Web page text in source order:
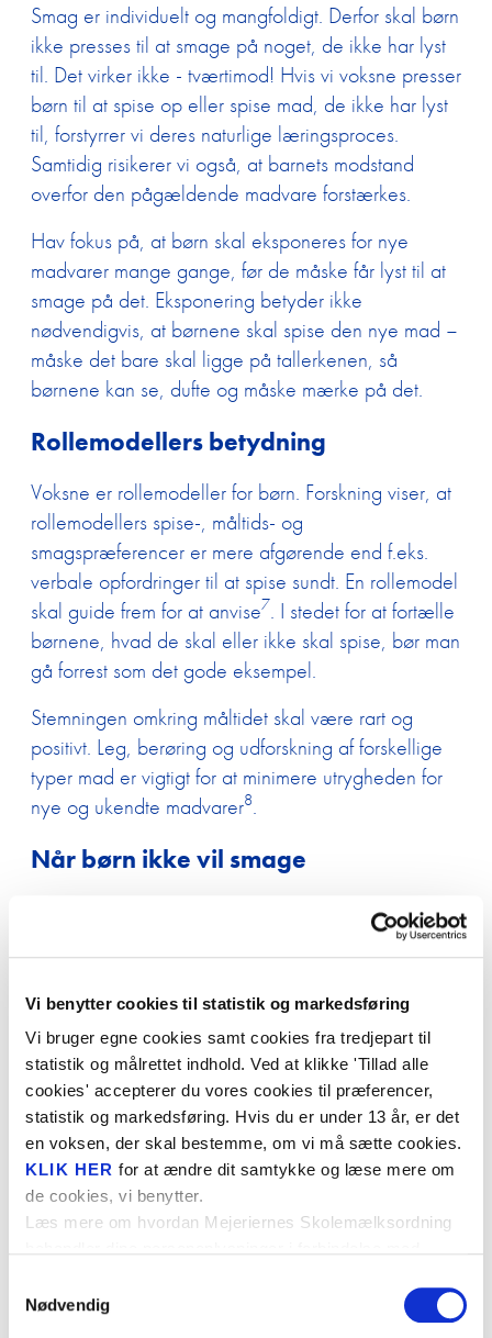
Vi benytter cookies til statistik og markedsføring
Vi bruger egne cookies samt cookies fra tredjepart til
statistik og målrettet indhold. Ved at klikke 'Tillad alle
cookies' accepterer du vores cookies til præferencer,
statistik og markedsføring. Hvis du er under 13 år, er det
en voksen, der skal bestemme, om vi må sætte cookies.
KLIK HER for at ændre dit samtykke og læse mere om
de cookies, vi benytter.
Læs mere om hvordan Mejeriernes Skolemælksordning
Nødvendig
Forside
Fantasi
ABC
Forårets
Lær om
Den
Rekord i
Lær om
Smag er individuelt og mangfoldigt. Derfor skal børn
ikke presses til at smage på noget, de ikke har lyst
til. Det virker ikke - tværtimod! Hvis vi voksne presser
børn til at spise op eller spise mad, de ikke har lyst
til, forstyrrer vi deres naturlige læringsproces.
Samtidig risikerer vi også, at barnets modstand
overfor den pågældende madvare forstærkes.
Hav fokus på, at børn skal eksponeres for nye
madvarer mange gange, før de måske får lyst til at
smage på det. Eksponering betyder ikke
nødvendigvis, at børnene skal spise den nye mad –
måske det bare skal ligge på tallerkenen, så
børnene kan se, dufte og måske mærke på det.
Rollemodellers betydning
Voksne er rollemodeller for børn. Forskning viser, at
rollemodellers spise-, måltids- og
smagspræferencer er mere afgørende end f.eks.
verbale opfordringer til at spise sundt. En rollemodel
skal guide frem for at anvise7. I stedet for at fortælle
børnene, hvad de skal eller ikke skal spise, bør man
gå forrest som det gode eksempel.
Stemningen omkring måltidet skal være rart og
positivt. Leg, berøring og udforskning af forskellige
typer mad er vigtigt for at minimere utrygheden for
nye og ukendte madvarer8.
Når børn ikke vil smage
Det er ikke ualmindeligt at opleve børn, som ikke vil
smage eller spise visse fødevarer. I nogle tilfælde er
ukendte og nye madvarer.
Når børn er i 2-5 årsalderen, begynder de at
kunne forholde sig kognitivt til madvarer 9, og derfor
bliver de ofte skeptiske over for mad, de ikke
kender.
Børn skal have mulighed for at undersøge mad - og
måske fravælge den. Det skaber mulighed for, at
børnenes nysgerrighed tager over, og mødet med
Børns leg og undersøgelser af forskellige teksturer i